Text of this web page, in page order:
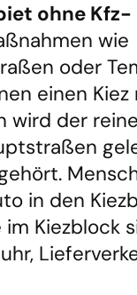
ohne Kfz-
wie
oder
einen Kiez
wird der reine
in den
Kiezblock